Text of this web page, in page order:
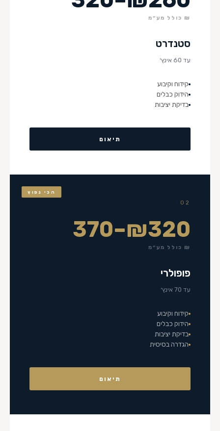
₪ כולל מע״מ
סטנדרט
עד 60 אינץ׳
קידוח וקיבוע
הידוק כבלים
בדיקת יציבות
תיאום
הכי נפוץ
02
₪320–370
₪ כולל מע״מ
פופולרי
עד 70 אינץ׳
קידוח וקיבוע
הידוק כבלים
בדיקת יציבות
הגדרה בסיסית
תיאום